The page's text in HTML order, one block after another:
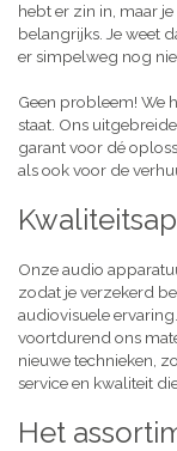
hebt er zin in, maar
belangrijks. Je weet
er simpelweg nog
Geen probleem! We
staat. Ons
garant voor dé
als ook voor de
Onze audio
zodat je verzekerd
audiovisuele
voortdurend ons
nieuwe technieken,
service en kwaliteit
Het